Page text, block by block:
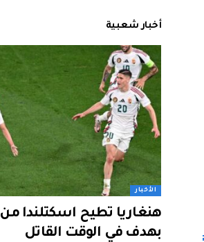
أخبار شعبية
الأخبار
هنغاريا تطيح اسكتلندا من
بهدف في الوقت القاتل